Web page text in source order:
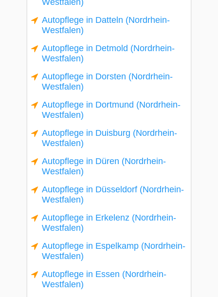
Westfalen)
Autopflege in Datteln (Nordrhein-
Westfalen)
Autopflege in Detmold (Nordrhein-
Westfalen)
Autopflege in Dorsten (Nordrhein-
Westfalen)
Autopflege in Dortmund (Nordrhein-
Westfalen)
Autopflege in Duisburg (Nordrhein-
Westfalen)
Autopflege in Düren (Nordrhein-
Westfalen)
Autopflege in Düsseldorf (Nordrhein-
Westfalen)
Autopflege in Erkelenz (Nordrhein-
Westfalen)
Autopflege in Espelkamp (Nordrhein-
Westfalen)
Autopflege in Essen (Nordrhein-
Westfalen)